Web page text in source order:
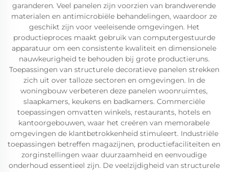
garanderen. Veel panelen zijn voorzien van brandwerende
materialen en antimicrobiële behandelingen, waardoor ze
geschikt zijn voor veeleisende omgevingen. Het
productieproces maakt gebruik van computergestuurde
apparatuur om een consistente kwaliteit en dimensionele
nauwkeurigheid te behouden bij grote productieruns.
Toepassingen van structurele decoratieve panelen strekken
zich uit over talloze sectoren en omgevingen. In de
woningbouw verbeteren deze panelen woonruimtes,
slaapkamers, keukens en badkamers. Commerciële
toepassingen omvatten winkels, restaurants, hotels en
kantoorgebouwen, waar het creëren van memorabele
omgevingen de klantbetrokkenheid stimuleert. Industriële
toepassingen betreffen magazijnen, productiefaciliteiten en
zorginstellingen waar duurzaamheid en eenvoudige
onderhoud essentieel zijn. De veelzijdigheid van structurele